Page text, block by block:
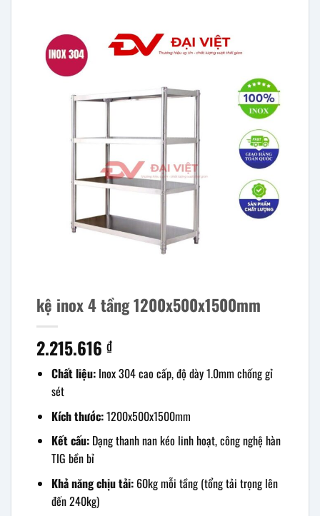
kệ inox 4 tầng 1200x500x1500mm
2.215.616 ₫
Chất liệu:Inox 304 cao cấp, độ dày 1.0mm chống gỉ
sét
Kích thước:1200x500x1500mm
Kết cấu:Dạng thanh nan kéo linh hoạt, công nghệ hàn
TIG bền bỉ
Khả năng chịu tải:60kg mỗi tầng (tổng tải trọng lên
đến 240kg)